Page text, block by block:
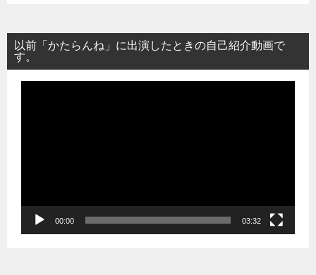
以前「かたらんね」に出演したときの自己紹介動画で
す。
00:00 03:32